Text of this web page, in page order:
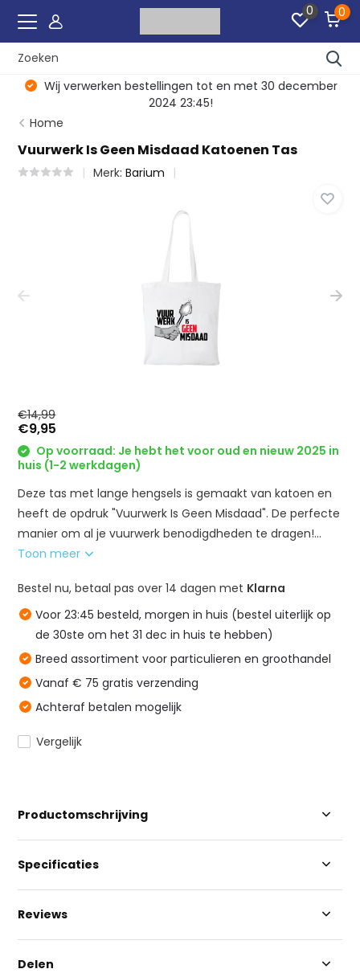
0 0
Wij verwerken bestellingen tot en met 30 december
2024 23:45!
Home
Vuurwerk Is Geen Misdaad Katoenen Tas
Merk:Barium
€14,99
€9,95
Op voorraad: Je hebt het voor oud en nieuw 2025 in
huis (1-2 werkdagen)
Deze tas met lange hengsels is gemaakt van katoen en
heeft de opdruk "Vuurwerk Is Geen Misdaad". De perfecte
manier om al je vuurwerk benodigdheden te dragen!...
Toon meer
Bestel nu, betaal pas over 14 dagen met Klarna
Voor 23:45 besteld, morgen in huis (bestel uiterlijk op
de 30ste om het 31 dec in huis te hebben)
Breed assortiment voor particulieren en groothandel
Vanaf € 75 gratis verzending
Achteraf betalen mogelijk
Vergelijk
Productomschrijving
Specificaties
Reviews
Delen